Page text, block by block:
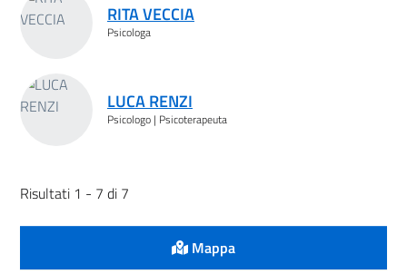
RITA VECCIA
Psicologa
LUCA RENZI
Psicologo | Psicoterapeuta
Risultati 1 - 7 di 7
Mappa